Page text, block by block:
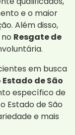
e o maior
Além disso,
Resgate de
em busca
de São
específico de
Estado de São
e mais